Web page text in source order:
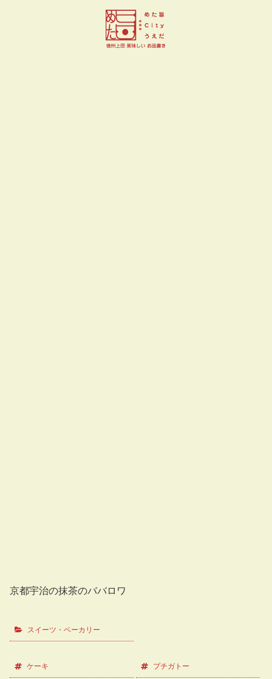
京都宇治の抹茶のババロワ
スイーツ・ベーカリー
ケーキ プチガトー